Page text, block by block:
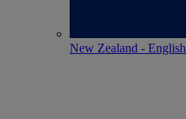
New Zealand - English